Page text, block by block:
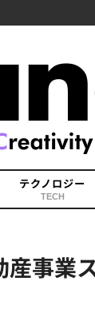
テクノロジー
TECH
事業